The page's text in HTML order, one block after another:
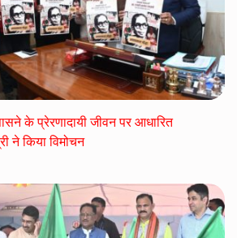
के प्रेरणादायी जीवन पर आधारित
ने किया विमोचन